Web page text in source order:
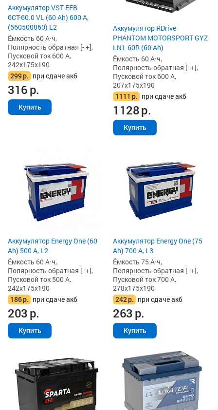
Аккумулятор VST EFB
6СТ-60.0 VL (60 Ah) 600 А,
(560500060) L2
Ёмкость 60 А·ч,
Полярность обратная [- +],
Пусковой ток 600 А,
242x175x190
299р. при сдаче акб
316р.
Купить
Аккумулятор RDrive
PHANTOM MOTORSPORT GYZ
LN1-60R (60 Ah)
Ёмкость 60 А·ч,
Полярность обратная [- +],
Пусковой ток 600 А,
207x175x190
1111 р. при сдаче акб
1128р.
Купить
Аккумулятор Energy One (60
Ah) 500 А, L2
Ёмкость 60 А·ч,
Полярность обратная [- +],
Пусковой ток 500 А,
242x175x190
186р. при сдаче акб
203р.
Купить
Аккумулятор Energy One (75
Ah) 700 А, L3
Ёмкость 75 А·ч,
Полярность обратная [- +],
Пусковой ток 700 А,
278x175x190
242р. при сдаче акб
263р.
Купить